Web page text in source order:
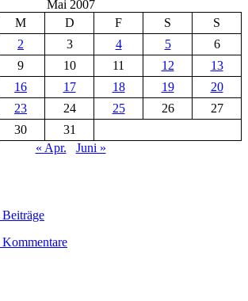
Mai 2007
M D F S
S
2 3 4 5
6
9 10 11 12
13
16 17 18 19
20
23 24 25 26
27
30
31
« Apr.
Juni »